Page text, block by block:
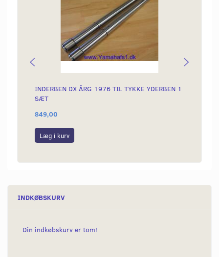
INDERBEN DX ÅRG 1976 TIL TYKKE YDERBEN 1
SÆT
849,00
Læg i kurv
INDKØBSKURV
Din indkøbskurv er tom!